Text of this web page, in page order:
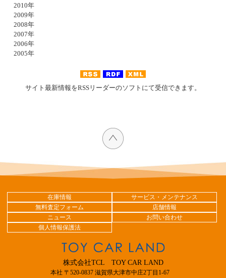
2010年
2009年
2008年
2007年
2006年
2005年
サイト最新情報をRSSリーダーのソフトにて受信できます。
在庫情報
サービス・メンテナンス
無料査定フォーム
店舗情報
ニュース
お問い合わせ
個人情報保護法
株式会社TCL TOY CAR LAND
本社 〒520-0837 滋賀県大津市中庄2丁目1-67